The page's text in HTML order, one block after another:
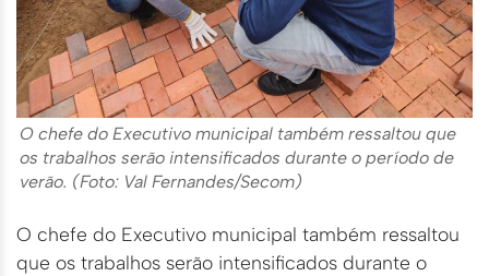
O chefe do Executivo municipal também ressaltou que
os trabalhos serão intensificados durante o período de
verão. (Foto: Val Fernandes/Secom)
O chefe do Executivo municipal também ressaltou
que os trabalhos serão intensificados durante o